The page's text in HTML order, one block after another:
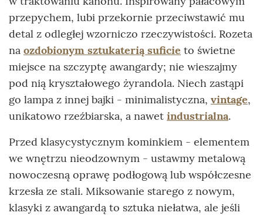
przepychem, lubi przekornie przeciwstawić mu
detal z odległej wzorniczo rzeczywistości. Rozeta
na ozdobionym sztukaterią suficie to świetne
miejsce na szczyptę awangardy; nie wieszajmy
pod nią kryształowego żyrandola. Niech zastąpi
go lampa z innej bajki - minimalistyczna, vintage,
unikatowo rzeźbiarska, a nawet industrialna.
Przed klasycystycznym kominkiem - elementem
we wnętrzu nieodzownym - ustawmy metalową
nowoczesną oprawę podłogową lub współczesne
krzesła ze stali. Miksowanie starego z nowym,
klasyki z awangardą to sztuka niełatwa, ale jeśli